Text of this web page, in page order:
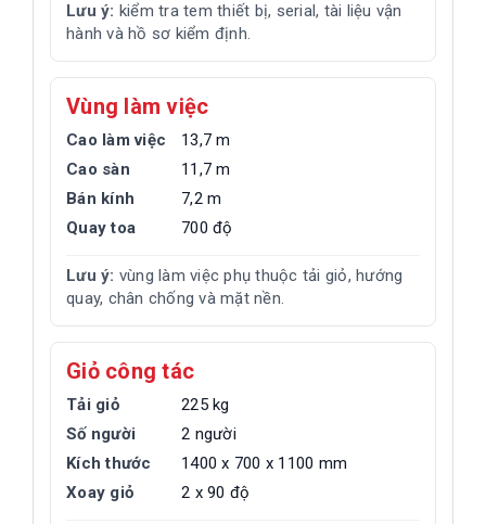
Lưu ý: kiểm tra tem thiết bị, serial, tài liệu vận
hành và hồ sơ kiểm định.
Vùng làm việc
Cao làm việc
13,7 m
Cao sàn
11,7 m
Bán kính
7,2 m
Quay toa
700 độ
Lưu ý: vùng làm việc phụ thuộc tải giỏ, hướng
quay, chân chống và mặt nền.
Giỏ công tác
Tải giỏ
225 kg
Số người
2 người
Kích thước
1400 x 700 x 1100 mm
Xoay giỏ
2 x 90 độ